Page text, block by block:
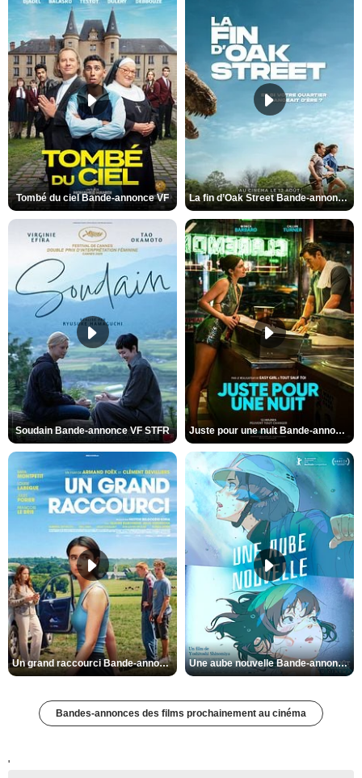
Tombé du ciel Bande-annonce VF La fin d’Oak Street Bande-annonce VO STFR
Soudain Bande-annonce VF STFR Juste pour une nuit Bande-annonce VO STFR
Un grand raccourci Bande-annonce VF Une aube nouvelle Bande-annonce VO STFR
Bandes-annonces des films prochainement au cinéma
'